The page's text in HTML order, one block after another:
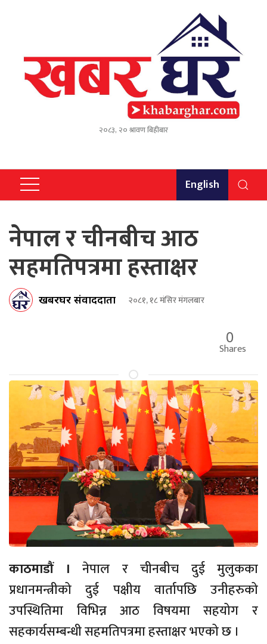
२०८३, २० श्रावण बिहीबार
English
नेपाल र चीनबीच आठ
सहमतिपत्रमा हस्ताक्षर
खबरघर संवाददाता २०८१, १८ मंसिर मंगलबार
0
Shares
काठमाडौं । नेपाल र चीनबीच दुई मुलुकका
प्रधानमन्त्रीको दुई पक्षीय वार्तापछि उनीहरुको
उपस्थितिमा विभिन्न आठ विषयमा सहयोग र
सहकार्यसम्बन्धी सहमतिपत्रमा हस्ताक्षर भएको छ ।